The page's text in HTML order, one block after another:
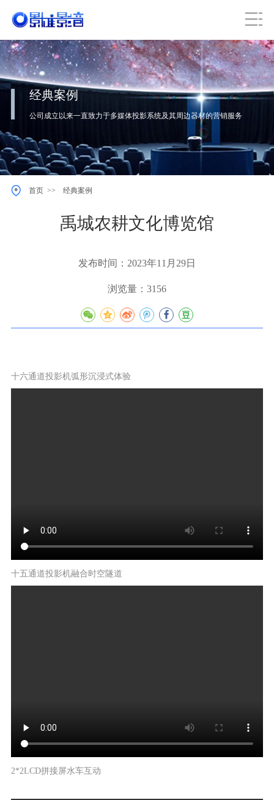
经典案例
公司成立以来一直致力于多媒体投影系统及其周边器材的营销服务
首页 >> 经典案例
禹城农耕文化博览馆
发布时间：2023年11月29日
浏览量：3156
十六通道投影机弧形沉浸式体验
十五通道投影机融合时空隧道
2*2LCD拼接屏水车互动